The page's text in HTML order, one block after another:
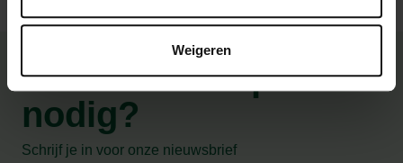
Weigeren
Advies en inspiratie
nodig?
Schrijf je in voor onze nieuwsbrief